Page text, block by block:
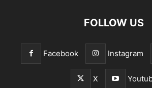
FOLLOW US
Facebook Instagram
X